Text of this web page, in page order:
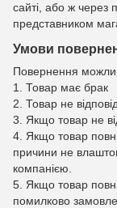
сайті, або ж через
представником
Умови
Повернення
1. Товар має брак
2. Товар не
3. Якщо товар не
4. Якщо товар
причини не
компанією.
5. Якщо товар
помилково